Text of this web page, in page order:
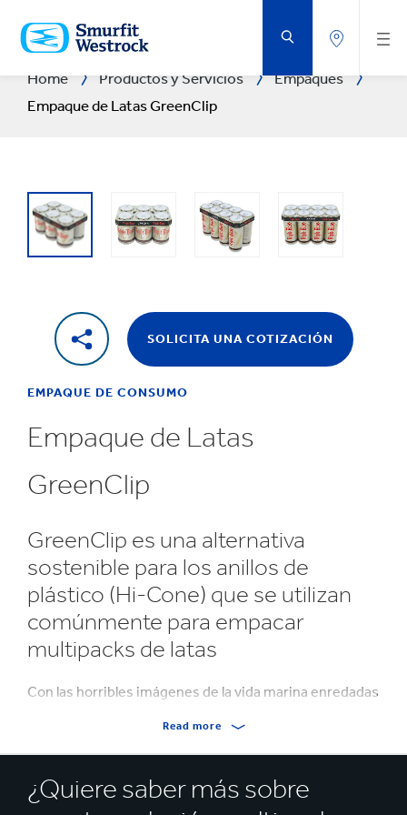
AL
CONTENIDO
PRINCIPAL
Home Productos y Servicios
Empaques
Empaque de Latas GreenClip
SOLICITA UNA COTIZACIÓN
EMPAQUE DE CONSUMO
Empaque de Latas
GreenClip
GreenClip es una alternativa
sostenible para los anillos de
plástico (Hi-Cone) que se utilizan
comúnmente para empacar
multipacks de latas
Con las horribles imágenes de la vida marina enredadas
fabricantes de bebidas una alternativa respetuosa con
el medio ambiente. El GreenClip utiliza cartón
corrugado de micro canal para empacar las latas,
Read more
¿Quiere saber más sobre